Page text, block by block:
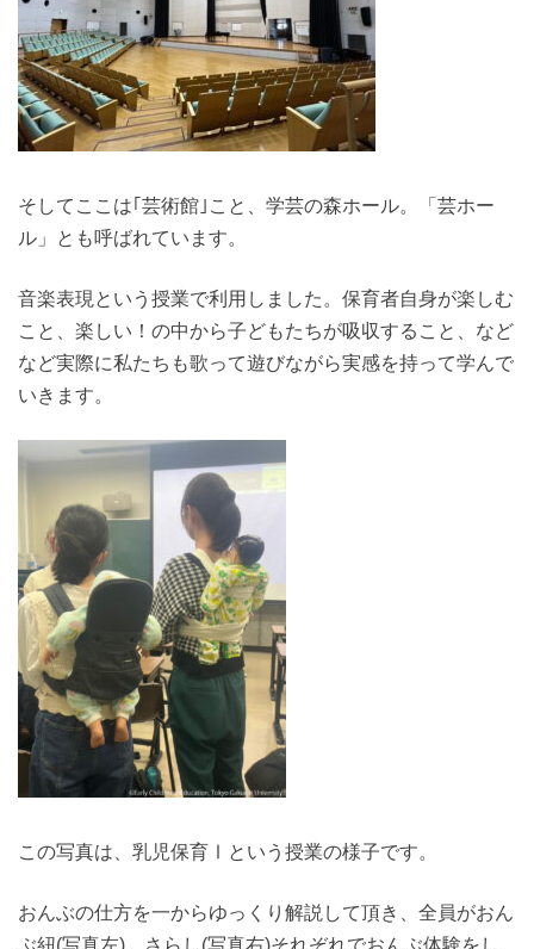
そしてここは｢芸術館｣こと、学芸の森ホール。「芸ホー
ル」とも呼ばれています。
音楽表現という授業で利用しました。保育者自身が楽しむ
こと、楽しい！の中から子どもたちが吸収すること、など
など実際に私たちも歌って遊びながら実感を持って学んで
いきます。
この写真は、乳児保育Ⅰという授業の様子です。
おんぶの仕方を一からゆっくり解説して頂き、全員がおん
ぶ紐(写真左)、さらし(写真右)それぞれでおんぶ体験をし